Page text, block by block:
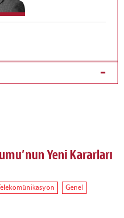
Yeni Kararları
Genel